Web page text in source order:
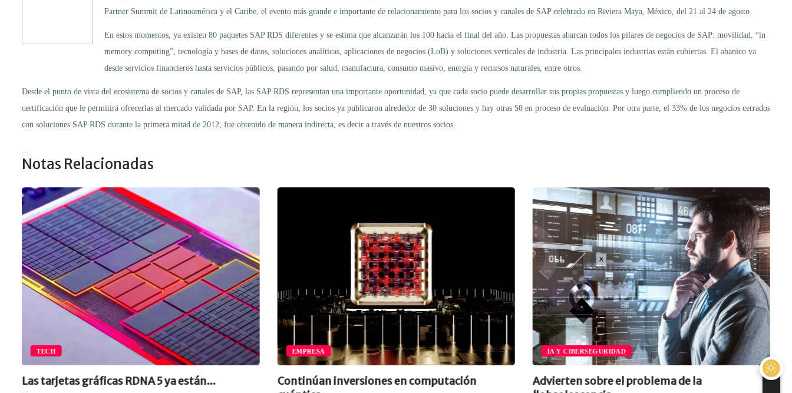
Partner Summit de Latinoamérica y el Caribe, el evento más grande e importante de relacionamiento para los socios y canales de SAP celebrado en Riviera Maya, México, del 21 al 24 de agosto.
En estos momentos, ya existen 80 paquetes SAP RDS diferentes y se estima que alcanzarán los 100 hacia el final del año. Las propuestas abarcan todos los pilares de negocios de SAP: movilidad, “in
memory computing”, tecnología y bases de datos, soluciones analíticas, aplicaciones de negocios (LoB) y soluciones verticales de industria. Las principales industrias están cubiertas. El abanico va
desde servicios financieros hasta servicios públicos, pasando por salud, manufactura, consumo masivo, energía y recursos naturales, entre otros.
Desde el punto de vista del ecosistema de socios y canales de SAP, las SAP RDS representan una importante oportunidad, ya que cada socio puede desarrollar sus propias propuestas y luego cumpliendo un proceso de
certificación que le permitirá ofrecerlas al mercado validada por SAP. En la región, los socios ya publicaron alrededor de 30 soluciones y hay otras 50 en proceso de evaluación. Por otra parte, el 33% de los negocios cerrados
con soluciones SAP RDS durante la primera mitad de 2012, fue obtenido de manera indirecta, es decir a través de nuestros socios.
Notas Relacionadas
TECH
Las tarjetas gráficas RDNA 5 ya están...
EMPRESA
Continúan inversiones en computación
IA Y CIBERSEGURIDAD
Advierten sobre el problema de la